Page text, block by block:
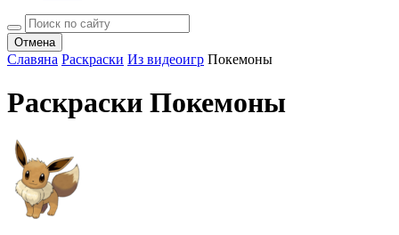
Отмена
Славяна Раскраски Из видеоигр Покемоны
Раскраски Покемоны